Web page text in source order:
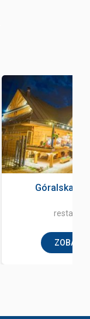
Góralska
ZOBACZ